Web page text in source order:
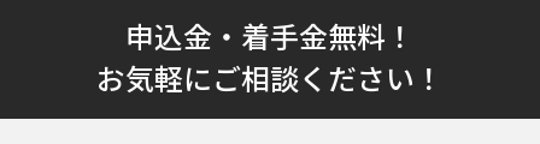
申込金・着手金無料！
お気軽にご相談ください！